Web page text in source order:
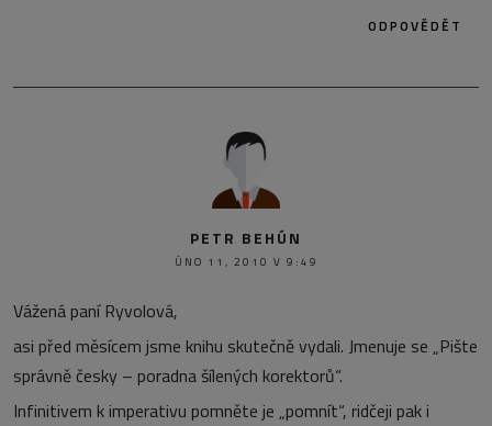
ODPOVĚDĚT
PETR BEHÚN
ÚNO 11, 2010 V 9:49
Vážená paní Ryvolová,
asi před měsícem jsme knihu skutečně vydali. Jmenuje se „Pište
správně česky – poradna šílených korektorů“.
Infinitivem k imperativu pomněte je „pomnít“, ridčeji pak i